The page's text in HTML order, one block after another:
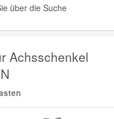
über die Suche
Achsschenkel